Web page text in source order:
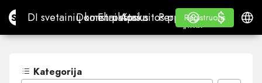
Site.proDI svetainių konstruktorius
DI svetainių konstruktorius
Domenai
DomenaiEl. paštas
El. paštasApskaitos programa
Apskaitos programa
Perpardavėjams
„WHITE LABEL“
Mokymasis
Mokymasis
Registruotis
Registruotis
Prisijungti
$
$
Kategorija